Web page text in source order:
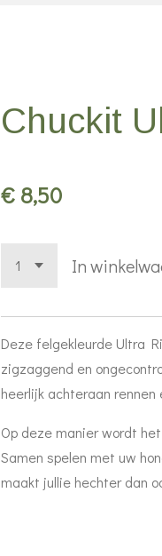
Chuckit
€ 8,50
In
Deze felgekleurde Ultra
zigzaggend en
heerlijk achteraan
Op deze manier wordt
Samen spelen met uw
maakt jullie hechter dan